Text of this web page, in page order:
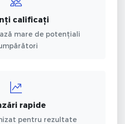
calificați
mare de potențiali
rapide
pentru rezultate